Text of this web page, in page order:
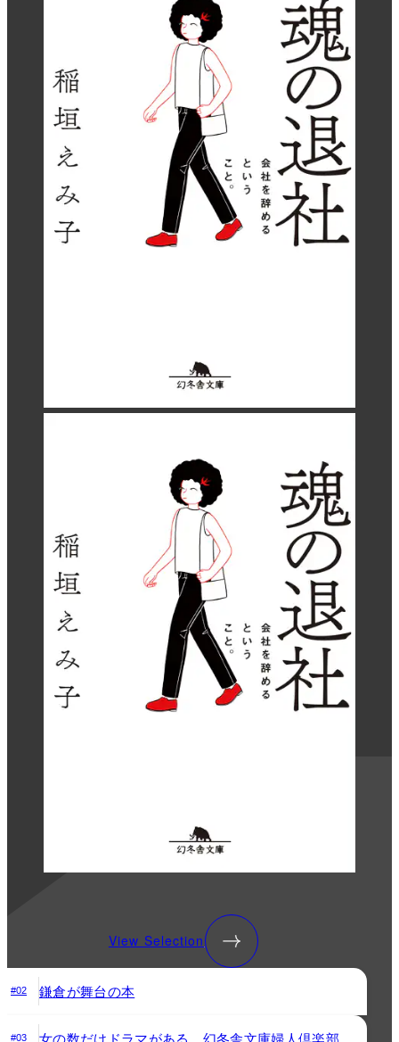
View Selection
#02 鎌倉が舞台の本
#03 女の数だけドラマがある。幻冬舎文庫婦人倶楽部